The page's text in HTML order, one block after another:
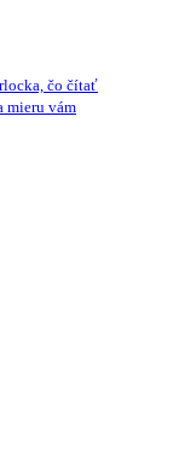
čo čítať
mieru vám